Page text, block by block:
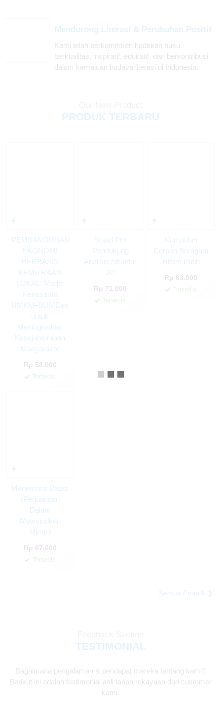
Mendorong Literasi & Perubahan Positif
Kami telah berkomitmen hadirkan buku
berkualitas, inspiratif, edukatif, dan berkontribusi
dalam kemajuan budaya literasi di Indonesia.
PRODUK TERBARU
PEMBANGUNAN
EKONOMI
BERBASIS
KEMITRAAN
LOKAL: Model
Kerjasama
UMKM–BUMDes
untuk
Meningkatkan
Kesejahteraaan
Masyarakat
Rp 58.000
Tersedia
Staad Pro
Pendukung
Analisis Struktur
2D
Rp 71.000
Tersedia
Kumpulan
Cerpen Seragam
Hitam Putih
Rp 63.000
Tersedia
Menembus Batas
(Perjuangan
Dalam
Mewujudkan
Mimpi)
Rp 67.000
Tersedia
Semua Produk ❯
TESTIMONIAL
Bagaimana pengalaman & pendapat mereka tentang kami?
Berikut ini adalah testimonial asli tanpa rekayasa dari customer
kami.